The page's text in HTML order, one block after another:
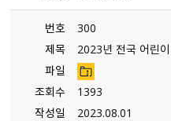
번호
300
제목
2023년 전국 어린
파일
조회수
1393
작성일
2023.08.01